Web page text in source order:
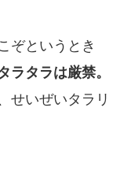
ぞというとき
ラタラは厳禁。
せいぜいタラリ